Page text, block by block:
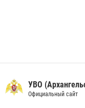
УВО
Официальный сайт